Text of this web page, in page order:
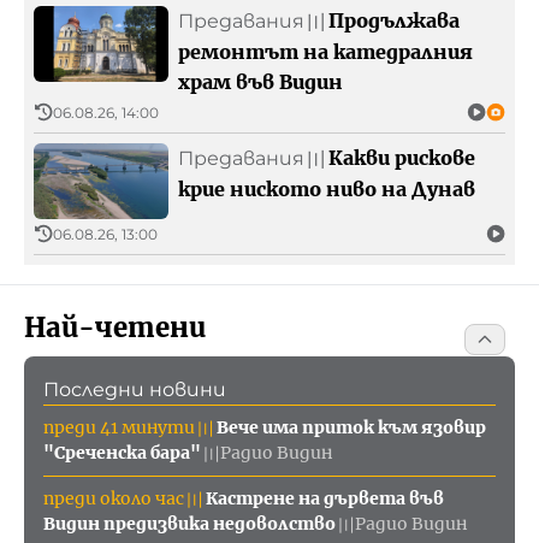
Предавания 〣 Продължава
ремонтът на катедралния
храм във Видин
06.08.26, 14:00
Предавания 〣 Какви рискове
крие ниското ниво на Дунав
06.08.26, 13:00
Най-четени
Последни новини
преди 41 минути〣 Вече има приток към язовир
"Среченска бара" 〣Радио Видин
преди около час〣 Кастрене на дървета във
Видин предизвика недоволство 〣 Радио Видин